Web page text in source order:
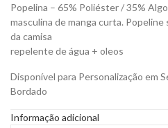
Popelina – 65% Poliéster / 35%
masculina de manga curta.
da camisa
repelente de água + oleos
Disponível para Personalização em
Bordado
Informação adicional